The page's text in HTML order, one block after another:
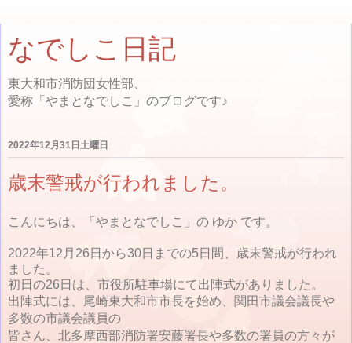
なでしこ日記
東大和市消防団女性部、
愛称「やまとなでしこ」のブログです♪
2022年12月31日土曜日
歳末警戒が行われました。
こんにちは、「やまとなでしこ」の ゆか です。
2022年12月26日から30日までの5日間、歳末警戒が行われ
ました。
初日の26日は、市役所駐車場にて出陣式がありました。
出陣式には、尾崎東大和市市長を始め、関田市議会議長や
多数の市議会議員の
皆さん、北多摩西部消防署安藤署長や多数の署員の方々が